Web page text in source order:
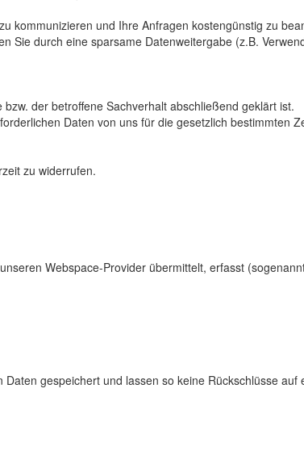
und Ihre Anfragen kostengünstig zu
durch eine sparsame Datenweitergabe (z.B.
der betroffene Sachverhalt abschließend geklärt ist.
Daten von uns für die gesetzlich bestimmten
zu widerrufen.
Webspace-Provider übermittelt, erfasst
gespeichert und lassen so keine Rückschlüsse